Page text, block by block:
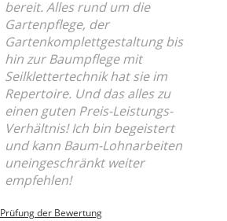
bereit. Alles rund um die
Gartenpflege, der
Gartenkomplettgestaltung bis
hin zur Baumpflege mit
Seilklettertechnik hat sie im
Repertoire. Und das alles zu
einen guten Preis-Leistungs-
Verhältnis! Ich bin begeistert
und kann Baum-Lohnarbeiten
uneingeschränkt weiter
empfehlen!
Prüfung der Bewertung